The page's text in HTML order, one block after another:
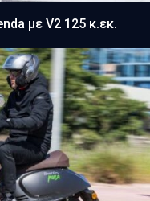
με V2 125 κ.εκ.